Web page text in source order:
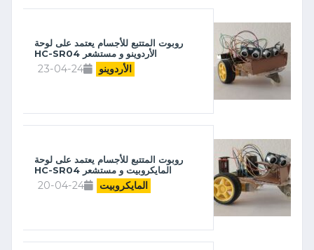
روبوت المتتبع للأجسام يعتمد على لوحة
الأردوينو و مستشعر HC-SR04
الأردوينو 23-04-24
روبوت المتتبع للأجسام يعتمد على لوحة
المايكروبيت و مستشعر HC-SR04
المايكروبيت 20-04-24